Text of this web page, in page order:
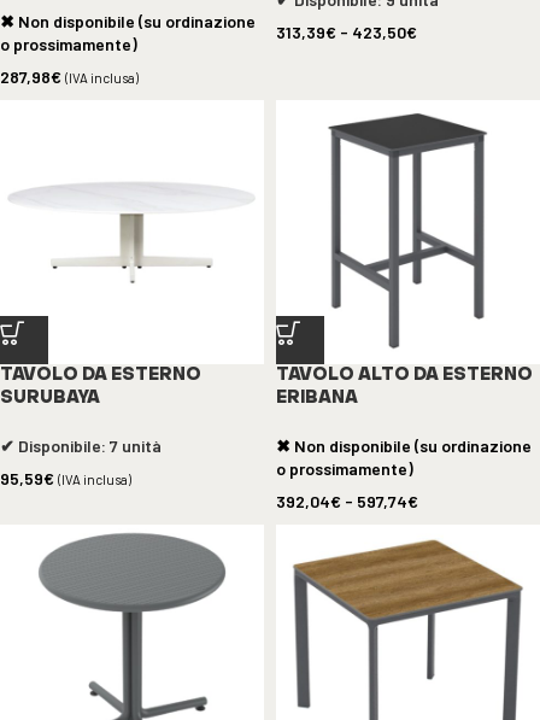
✖ Non disponibile (su ordinazione
o prossimamente)
287,98€ (IVA inclusa)
313,39€ - 423,50€
TAVOLO DA ESTERNO
SURUBAYA
✔ Disponibile: 7 unità
95,59€ (IVA inclusa)
TAVOLO ALTO DA ESTERNO
ERIBANA
✖ Non disponibile (su ordinazione
o prossimamente)
392,04€ - 597,74€